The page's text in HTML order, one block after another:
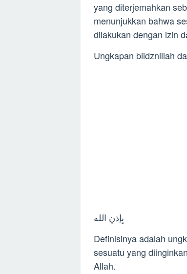
yang diterjemahkan
menunjukkan bahwa
dilakukan dengan izin
Ungkapan biidznillah
بِإذنِ الله
Definisinya adalah
sesuatu yang
Allah.